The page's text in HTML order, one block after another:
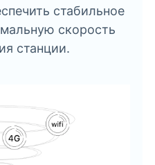
стабильное
скорость
станции.